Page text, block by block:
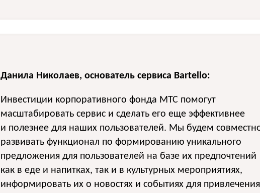
Данила Николаев, основатель сервиса Bartello:
Инвестиции корпоративного фонда МТС помогут
масштабировать сервис и cделать его еще эффективнее
и полезнее для наших пользователей. Мы будем
развивать функционал по формированию уникального
предложения для пользователей на базе их предпочтений
как в еде и напитках, так и в культурных мероприятиях,
информировать их о новостях и событиях для привлечения